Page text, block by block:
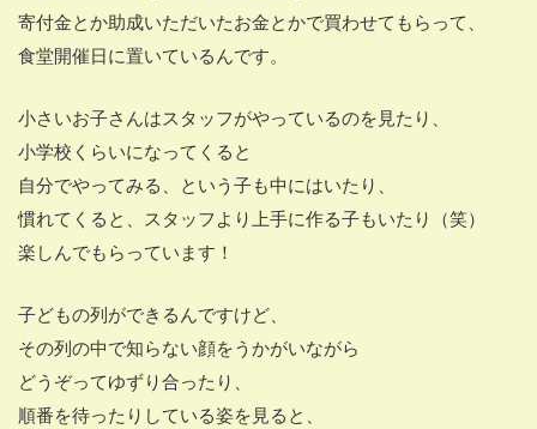
寄付金とか助成いただいたお金とかで買わせてもらって、
食堂開催日に置いているんです。
小さいお子さんはスタッフがやっているのを見たり、
小学校くらいになってくると
自分でやってみる、という子も中にはいたり、
慣れてくると、スタッフより上手に作る子もいたり（笑）
楽しんでもらっています！
子どもの列ができるんですけど、
その列の中で知らない顔をうかがいながら
どうぞってゆずり合ったり、
順番を待ったりしている姿を見ると、